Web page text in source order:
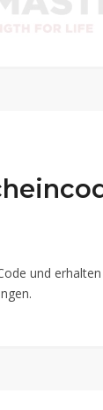
und erhalten